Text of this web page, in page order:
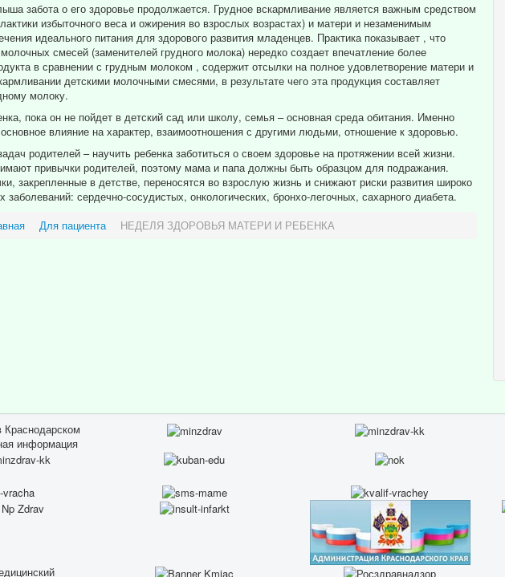
забота о его здоровье продолжается. Грудное вскармливание является важным средством
избыточного веса и ожирения во взрослых возрастах) и матери и незаменимым
идеального питания для здорового развития младенцев. Практика показывает , что
смесей (заменителей грудного молока) нередко создает впечатление более
в сравнении с грудным молоком , содержит отсылки на полное удовлетворение матери и
детскими молочными смесями, в результате чего эта продукция составляет
молоку.
пока он не пойдет в детский сад или школу, семья – основная среда обитания. Именно
влияние на характер, взаимоотношения с другими людьми, отношение к здоровью.
родителей – научить ребенка заботиться о своем здоровье на протяжении всей жизни.
привычки родителей, поэтому мама и папа должны быть образцом для подражания.
закрепленные в детстве, переносятся во взрослую жизнь и снижают риски развития широко
заболеваний: сердечно-сосудистых, онкологических, бронхо-легочных, сахарного диабета.
Для пациента НЕДЕЛЯ ЗДОРОВЬЯ МАТЕРИ И РЕБЕНКА